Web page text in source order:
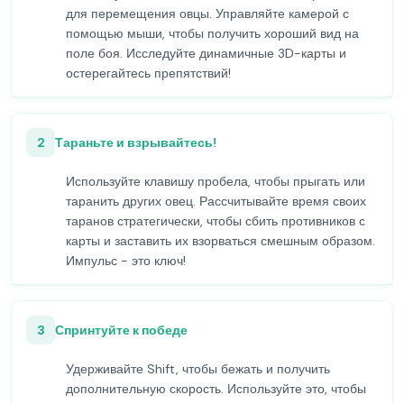
для перемещения овцы. Управляйте камерой с
помощью мыши, чтобы получить хороший вид на
поле боя. Исследуйте динамичные 3D-карты и
остерегайтесь препятствий!
2 Тараньте и взрывайтесь!
Используйте клавишу пробела, чтобы прыгать или
таранить других овец. Рассчитывайте время своих
таранов стратегически, чтобы сбить противников с
карты и заставить их взорваться смешным образом.
Импульс - это ключ!
3 Спринтуйте к победе
Удерживайте Shift, чтобы бежать и получить
дополнительную скорость. Используйте это, чтобы